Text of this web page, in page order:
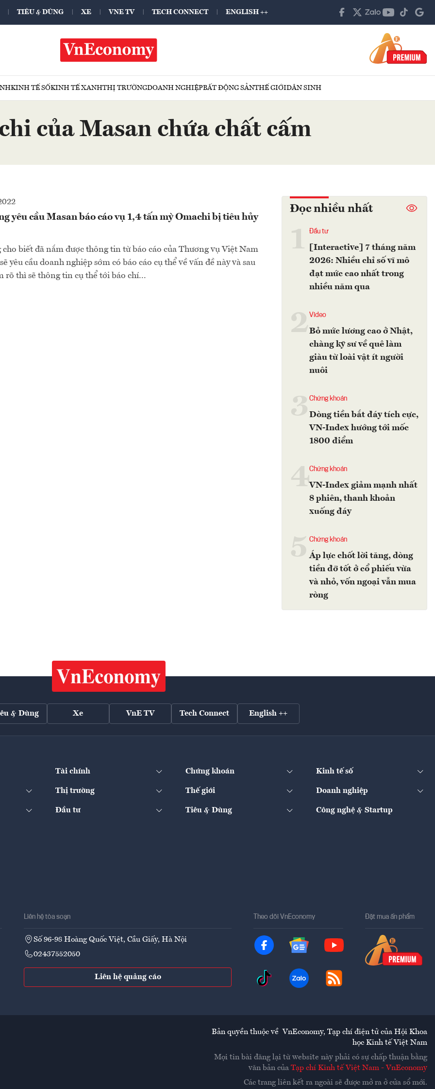
TIÊU & DÙNG XE VNE TV TECH CONNECT ENGLISH ++
KINH TẾ SỐKINH TẾ XANHTHỊ TRƯỜNGDOANH NGHIỆPBẤT ĐỘNG SẢNTHẾ GIỚIDÂN SINH
của Masan chứa chất cấm
yêu cầu Masan báo cáo vụ 1,4 tấn mỳ Omachi bị tiêu hủy
biết đã nắm được thông tin từ báo cáo của Thương vụ Việt Nam
yêu cầu doanh nghiệp sớm có báo cáo cụ thể về vấn đề này và sau
rõ thì sẽ thông tin cụ thể tới báo chí...
Đọc nhiều nhất
Đầu tư
[Interactive] 7 tháng năm
2026: Nhiều chỉ số vĩ mô
đạt mức cao nhất trong
nhiều năm qua
2Video
Bỏ mức lương cao ở Nhật,
chàng kỹ sư về quê làm
giàu từ loài vật ít người
nuôi
Chứng khoán
Dòng tiền bắt đáy tích cực,
VN-Index hướng tới mốc
1800 điểm
4Chứng khoán
VN-Index giảm mạnh nhất
8 phiên, thanh khoản
xuống đáy
Chứng khoán
Áp lực chốt lời tăng, dòng
tiền đỡ tốt ở cổ phiếu vừa
và nhỏ, vốn ngoại vẫn mua
ròng
& Dùng Xe VnE TV Tech Connect English ++
Tài chính Chứng khoán Kinh tế số
Thị trường Thế giới Doanh nghiệp
Đầu tư Tiêu & Dùng Công nghệ & Startup
Liên hệ tòa soạn
Số 96-98 Hoàng Quốc Việt, Cầu Giấy, Hà Nội
02437552050
Liên hệ quảng cáo
Theo dõi VnEconomy Đặt mua ấn phẩm
Bản quyền thuộc về VnEconomy, Tạp chí điện tử của Hội Khoa
học Kinh tế Việt Nam
Mọi tin bài đăng lại từ website này phải có sự chấp thuận bằng
văn bản của Tạp chí Kinh tế Việt Nam - VnEconomy
Các trang liên kết ra ngoài sẽ được mở ra ở cửa sổ mới.